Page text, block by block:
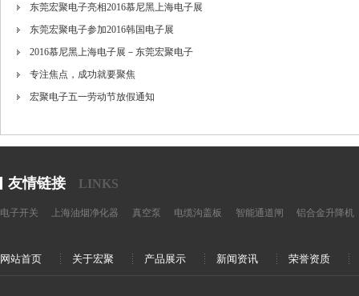
东莞宏聚电子亮相2016慕尼黑上海电子展
东莞宏聚电子参加2016韩国电子展
2016慕尼黑上海电子展－东莞宏聚电子
专注焦点，成功就要聚焦
宏聚电子五一劳动节放假通知
友情链接 LINKS
电子开关 上海油烟净化器 真空泵 电缆沟盖板 智能通道闸 铝合金升降机
网站首页 关于宏聚 产品展示 新闻资讯 荣誉资质